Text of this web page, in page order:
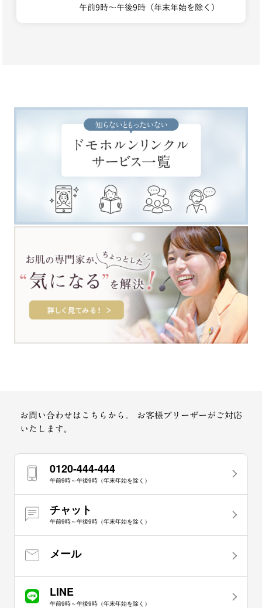
午前9時～午後9時（年末年始を除く）
お問い合わせはこちらから。
お客様プリーザーがご対応
いたします。
0120-444-444
午前9時～午後9時（年末年始を除く）
チャット
午前9時～午後9時（年末年始を除く）
メール
LINE
午前9時～午後9時（年末年始を除く）